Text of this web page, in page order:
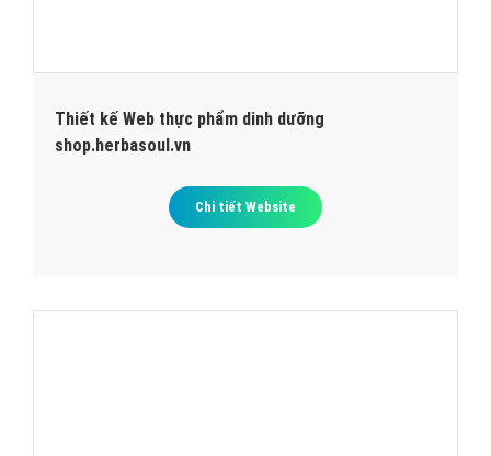
Thiết kế Web thực phẩm dinh dưỡng
shop.herbasoul.vn
Chi tiết Website